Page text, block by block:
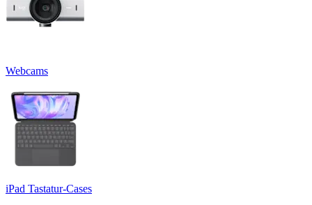
Webcams
iPad Tastatur-Cases